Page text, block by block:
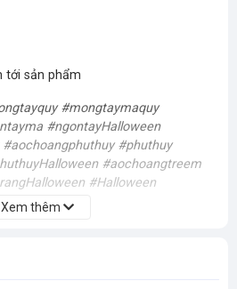
tới sản phẩm
#mongtaymaquy
#ngontayHalloween
#phuthuy
#aochoangtreem
#Halloween
tay quỷ hóa trang Halloween ma
Xem thêm